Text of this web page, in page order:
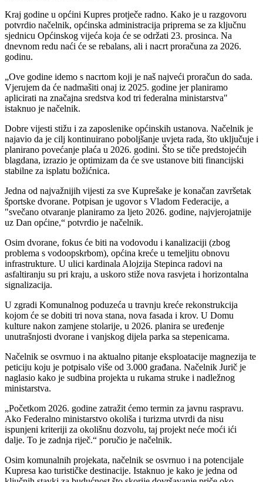
Kraj godine u općini Kupres protječe radno. Kako je u razgovoru
potvrdio načelnik, općinska administracija priprema se za ključnu
sjednicu Općinskog vijeća koja će se održati 23. prosinca. Na
dnevnom redu naći će se rebalans, ali i nacrt proračuna za 2026.
godinu.
„Ove godine idemo s nacrtom koji je naš najveći proračun do sada.
Vjerujem da će nadmašiti onaj iz 2025. godine jer planiramo
aplicirati na značajna sredstva kod tri federalna ministarstva"
istaknuo je načelnik.
Dobre vijesti stižu i za zaposlenike općinskih ustanova. Načelnik je
najavio da je cilj kontinuirano poboljšanje uvjeta rada, što uključuje i
planirano povećanje plaća u 2026. godini. Što se tiče predstojećih
blagdana, izrazio je optimizam da će sve ustanove biti financijski
stabilne za isplatu božićnica.
Jedna od najvažnijih vijesti za sve Kuprešake je konačan završetak
športske dvorane. Potpisan je ugovor s Vladom Federacije, a
"svečano otvaranje planiramo za ljeto 2026. godine, najvjerojatnije
uz Dan općine,“ potvrdio je načelnik.
Osim dvorane, fokus će biti na vodovodu i kanalizaciji (zbog
problema s vodoopskrbom), općina kreće u temeljitu obnovu
infrastrukture. U ulici kardinala Alojzija Stepinca radovi na
asfaltiranju su pri kraju, a uskoro stiže nova rasvjeta i horizontalna
signalizacija.
U zgradi Komunalnog poduzeća u travnju kreće rekonstrukcija
kojom će se dobiti tri nova stana, nova fasada i krov. U Domu
kulture nakon zamjene stolarije, u 2026. planira se uređenje
unutrašnjosti dvorane i vanjskog dijela parka sa stepenicama.
Načelnik se osvrnuo i na aktualno pitanje eksploatacije magnezija te
peticiju koju je potpisalo više od 3.000 građana. Načelnik Jurič je
naglasio kako je sudbina projekta u rukama struke i nadležnog
ministarstva.
„Početkom 2026. godine zatražit ćemo termin za javnu raspravu.
Ako Federalno ministarstvo okoliša i turizma utvrdi da nisu
ispunjeni kriteriji za okolišnu dozvolu, taj projekt neće moći ići
dalje. To je zadnja riječ.“ poručio je načelnik.
Osim komunalnih projekata, načelnik se osvrnuo i na potencijale
Kupresa kao turističke destinacije. Istaknuo je kako je jedna od